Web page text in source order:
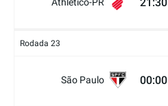
Athletico-PR
Rodada 23
São Paulo 00:00